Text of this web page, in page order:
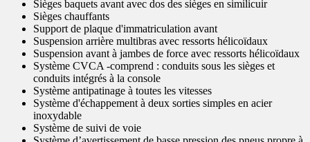
Sièges baquets avant avec dos des sièges en similicuir
Sièges chauffants
Support de plaque d'immatriculation avant
Suspension arrière multibras avec ressorts hélicoïdaux
Suspension avant à jambes de force avec ressorts hélicoïdaux
Système CVCA -comprend : conduits sous les sièges et
conduits intégrés à la console
Système antipatinage à toutes les vitesses
Système d'échappement à deux sorties simples en acier
inoxydable
Système de suivi de voie